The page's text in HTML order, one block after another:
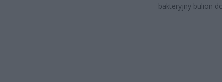
bakteryjny bulion